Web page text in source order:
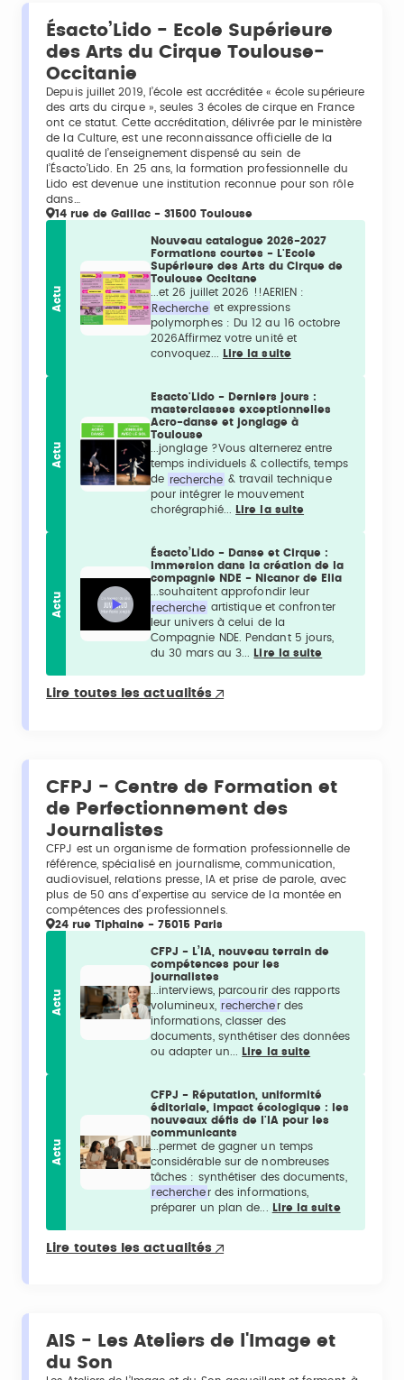
Ésacto’Lido - Ecole Supérieure
des Arts du Cirque Toulouse-
Occitanie
Depuis juillet 2019, l’école est accréditée « école supérieure
des arts du cirque », seules 3 écoles de cirque en France
ont ce statut. Cette accréditation, délivrée par le ministère
de la Culture, est une reconnaissance officielle de la
qualité de l’enseignement dispensé au sein de
l’Ésacto’Lido. En 25 ans, la formation professionnelle du
Lido est devenue une institution reconnue pour son rôle
dans…
14 rue de Gaillac - 31500 Toulouse
Actu
Nouveau catalogue 2026-2027
Formations courtes - L'Ecole
Supérieure des Arts du Cirque de
Toulouse Occitane
...et 26 juillet 2026 !!AERIEN :
Recherche et expressions
polymorphes : Du 12 au 16 octobre
2026Affirmez votre unité et
convoquez...
Lire la suite
Actu
Esacto'Lido - Derniers jours :
masterclasses exceptionnelles
Acro-danse et jonglage à
Toulouse
...jonglage ?Vous alternerez entre
temps individuels & collectifs, temps
de recherche & travail technique
pour intégrer le mouvement
chorégraphié...
Lire la suite
Actu
Ésacto’Lido - Danse et Cirque :
immersion dans la création de la
compagnie NDE - Nicanor de Elia
...souhaitent approfondir leur
recherche artistique et confronter
leur univers à celui de la
Compagnie NDE. Pendant 5 jours,
du 30 mars au 3...
Lire la suite
Lire toutes les actualités
CFPJ - Centre de Formation et
de Perfectionnement des
Journalistes
CFPJ est un organisme de formation professionnelle de
référence, spécialisé en journalisme, communication,
audiovisuel, relations presse, IA et prise de parole, avec
plus de 50 ans d’expertise au service de la montée en
compétences des professionnels.
24 rue Tiphaine - 75015 Paris
Actu
CFPJ - L’IA, nouveau terrain de
compétences pour les
journalistes
...interviews, parcourir des rapports
volumineux,
recherche r des
informations, classer des
documents, synthétiser des données
ou adapter un...
Lire la suite
Actu
CFPJ - Réputation, uniformité
éditoriale, impact écologique : les
nouveaux défis de l'IA pour les
communicants
...permet de gagner un temps
considérable sur de nombreuses
tâches : synthétiser des documents,
recherche r des informations,
préparer un plan de...
Lire la suite
Lire toutes les actualités
AIS - Les Ateliers de l'Image et
du Son